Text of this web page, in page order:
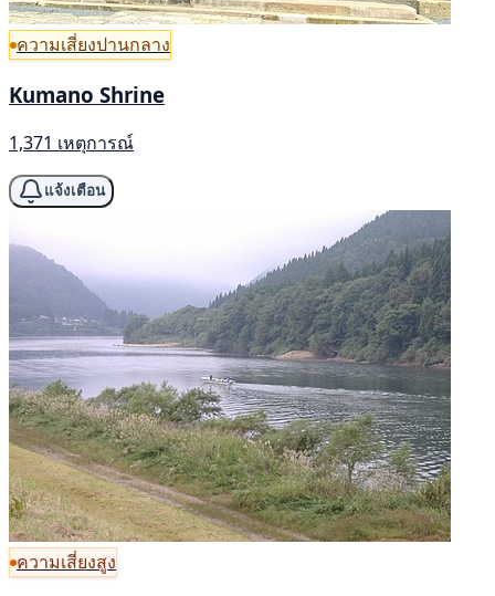
ความเสี่ยงปานกลาง
Kumano Shrine
1,371 เหตุการณ์
แจ้งเตือน
ความเสี่ยงสูง